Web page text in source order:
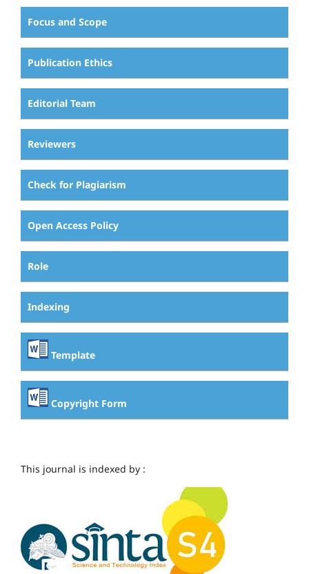
Focus and Scope
Publication Ethics
Editorial Team
Reviewers
Check for Plagiarism
Open Access Policy
Role
Indexing
Template
Copyright Form
This journal is indexed by :